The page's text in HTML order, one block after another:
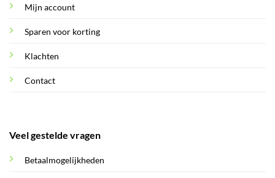
Mijn account
Sparen voor korting
Klachten
Contact
Veel gestelde vragen
Betaalmogelijkheden